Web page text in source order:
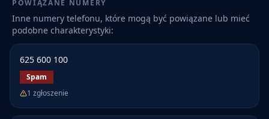
POWIĄZANE NUMERY
Inne numery telefonu, które mogą być powiązane lub mieć
podobne charakterystyki:
625 600 100
Spam
1 zgłoszenie